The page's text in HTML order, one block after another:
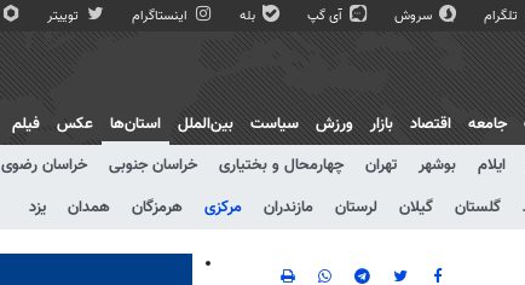
تلگرام سروش آی گپ بله اینستاگرام توییتر
جامعه اقتصاد بازار ورزش سیاست بین‌الملل
استان‌ها
ایلام بوشهر تهران چهارمحال و بختیاری خراسان جنوبی خراسان رضوی
گلستان گیلان لرستان مازندران مرکزی هرمزگان همدان یزد
عکس فیلم